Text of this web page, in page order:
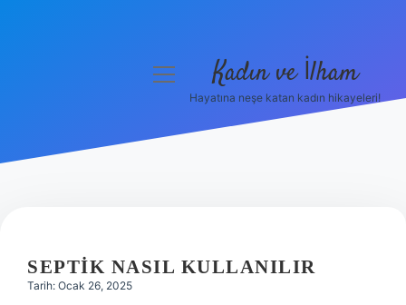
Hakkımızda
menüyü
Kadın ve İlham
Hayatına neşe katan kadın hikayeleri!
SEPTIK NASIL KULLANILIR
Tarih: Ocak 26, 2025